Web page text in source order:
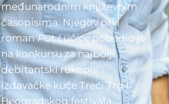
međunarodnim književnim
časopisima. Njegov prvi
romanPut Lučicepobedio je
na konkursu za najbolji
debitantski rukopis
izdavačke kuće Treći Trg i
Beogradskog festivala